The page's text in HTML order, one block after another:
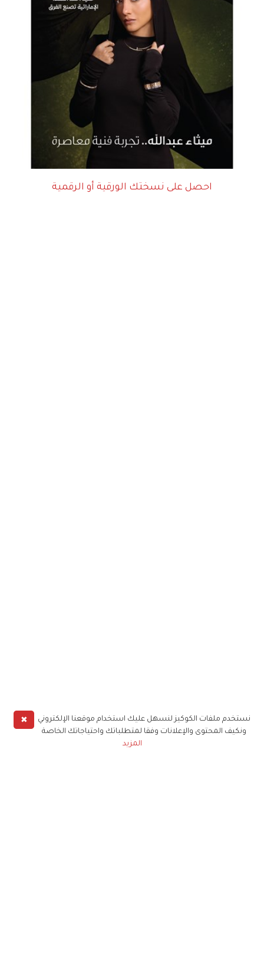
احصل على نسختك الورقية أو الرقمية
✖
نستخدم ملفات الكوكيز لنسهل عليك استخدام موقعنا الإلكتروني
ونكيف المحتوى والإعلانات وفقا لمتطلباتك واحتياجاتك الخاصة
المزيد